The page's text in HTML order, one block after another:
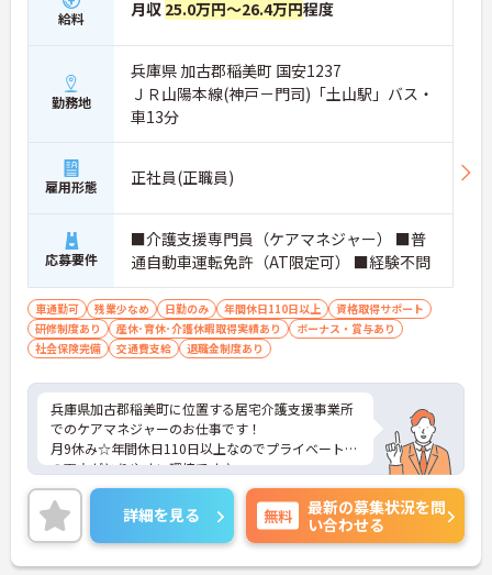
給料 月収 25.0万円～26.4万円程度
勤務地
兵庫県 加古郡稲美町 国安1237
ＪＲ山陽本線(神戸－門司)「土山駅」バス・
車13分
雇用形態 正社員(正職員)
応募要件
■介護支援専門員（ケアマネジャー） ■普
通自動車運転免許（AT限定可） ■経験不問
車通勤可 残業少なめ 日勤のみ 年間休日110日以上
資格取得サポート
研修制度あり
産休･育休･介護休暇取得実績あり
ボーナス・賞与あり
社会保険完備
交通費支給 退職金制度あり
兵庫県加古郡稲美町に位置する居宅介護支援事業所
でのケアマネジャーのお仕事です！
月9休み☆年間休日110日以上なのでプライベートと
の両立がとりやすい環境です♪
ご興味ある方には、面接のポイントなど、さらに詳
細をお話致しますのでお気軽にご相談ください。
詳細を見る 無料
最新の募集状況を問
い合わせる